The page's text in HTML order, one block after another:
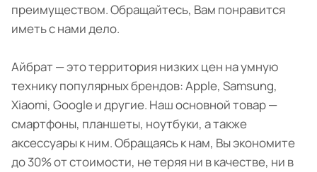
преимуществом. Обращайтесь, Вам понравится
иметь с нами дело.
Айбрат — это территория низких цен на умную
технику популярных брендов: Apple, Samsung,
Xiaomi, Google и другие. Наш основной товар —
смартфоны, планшеты, ноутбуки, а также
аксессуары к ним. Обращаясь к нам, Вы экономите
до 30% от стоимости, не теряя ни в качестве, ни в